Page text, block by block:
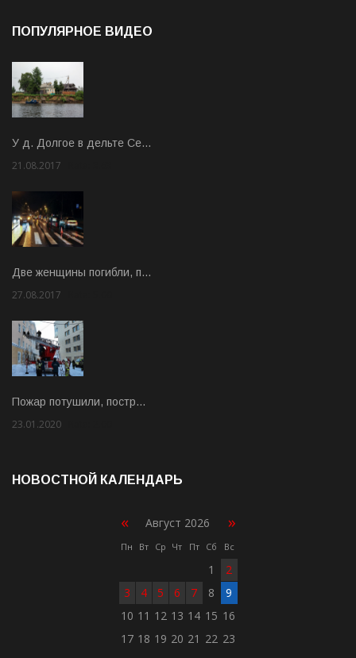
ПОПУЛЯРНОЕ ВИДЕО
У д. Долгое в дельте Се…
21.08.2017
Две женщины погибли, п…
27.08.2017
Пожар потушили, постр…
23.01.2020
НОВОСТНОЙ КАЛЕНДАРЬ
« Август 2026 »
Пн Вт Ср Чт Пт Сб Вс
1
2
3
4 5 6 7 8
9
10 11 12 13 14 15 16
17 18 19 20 21 22 23